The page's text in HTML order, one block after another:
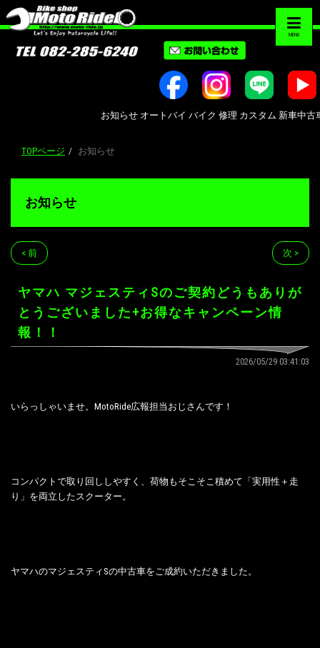
MENU
お知らせ オートバイ バイク 修理 カスタム 新車中古車
TOPページ お知らせ
お知らせ
< 前 次 >
ヤマハ マジェスティSのご契約どうもありが
とうございました+お得なキャンペーン情
報！！
2026/05/29 03:41:03
いらっしゃいませ。MotoRide広報担当おじさんです！
コンパクトで取り回ししやすく、荷物もそこそこ積めて「実用性＋走
り」を両立したスクーター。
ヤマハのマジェスティSの中古車をご成約いただきました。